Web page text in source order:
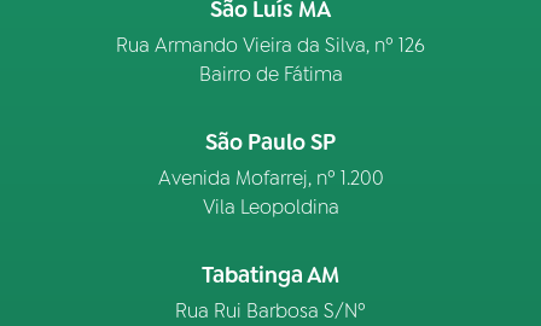
São Luís MA
Rua Armando Vieira da Silva, nº 126
Bairro de Fátima
São Paulo SP
Avenida Mofarrej, nº 1.200
Vila Leopoldina
Tabatinga AM
Rua Rui Barbosa S/Nº